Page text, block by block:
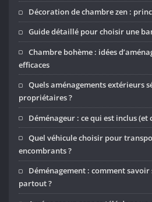
Décoration de chambre zen :
Guide détaillé pour choisir une
Chambre bohème : idées
efficaces
Quels aménagements extérieurs
propriétaires ?
Déménageur : ce qui est inclus (et
Quel véhicule choisir pour
encombrants ?
Déménagement : comment savoir
partout ?